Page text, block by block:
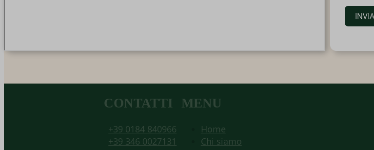
INVIA
CONTATTI
+39 0184 840966
+39 346 0027131
MENU
Home
Chi siamo